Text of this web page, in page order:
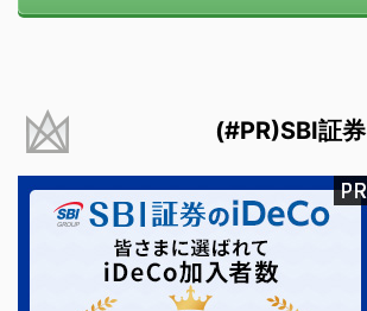
(#PR)SBI証券